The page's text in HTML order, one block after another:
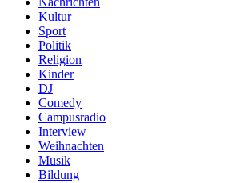
Kultur
Sport
Politik
Religion
Kinder
DJ
Comedy
Campusradio
Interview
Weihnachten
Musik
Bildung